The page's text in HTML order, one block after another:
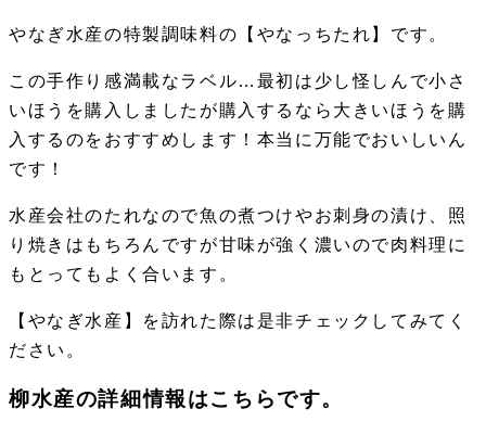
やなぎ水産の特製調味料の【やなっちたれ】です。
この手作り感満載なラベル…最初は少し怪しんで小さ
いほうを購入しましたが購入するなら大きいほうを購
入するのをおすすめします！本当に万能でおいしいん
です！
水産会社のたれなので魚の煮つけやお刺身の漬け、照
り焼きはもちろんですが甘味が強く濃いので肉料理に
もとってもよく合います。
【やなぎ水産】を訪れた際は是非チェックしてみてく
ださい。
柳水産の詳細情報はこちらです。